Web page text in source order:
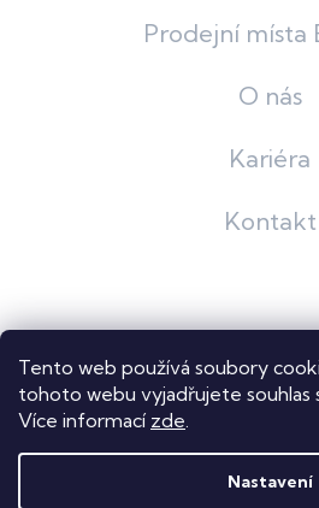
Tento web používá soubory
tohoto webu vyjadřujete souhlas
Více informací zde.
Nastavení
Prodejní místa
O nás
Kariéra
Kontakt
Shoptet
Copyright 2026Dastech s.r.o..
Upravit nastavení